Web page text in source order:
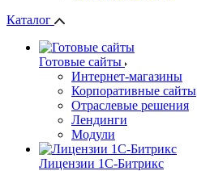
Каталог
Готовые сайты
Интернет-магазины
Корпоративные сайты
Отраслевые решения
Лендинги
Модули
Лицензии 1С-Битрикс